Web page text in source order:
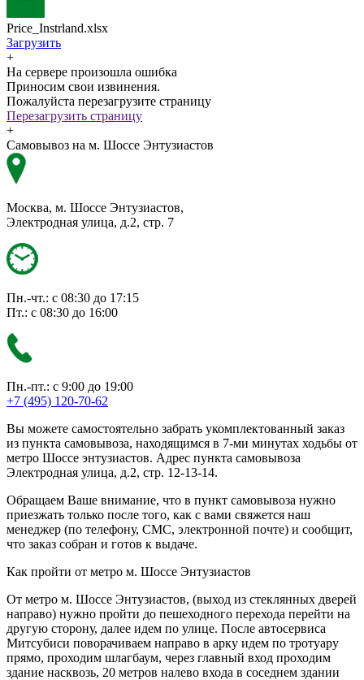
Price_Instrland.xlsx
Загрузить
+
На сервере произошла ошибка
Приносим свои извинения.
Пожалуйста перезагрузите страницу
Перезагрузить страницу
+
Самовывоз на м. Шоссе Энтузиастов
Москва, м. Шоссе Энтузиастов,
Электродная улица, д.2, стр. 7
Пн.-чт.: с 08:30 до 17:15
Пт.: с 08:30 до 16:00
Пн.-пт.: с 9:00 до 19:00
+7 (495) 120-70-62
Вы можете самостоятельно забрать укомплектованный заказ
из пункта самовывоза, находящимся в 7-ми минутах ходьбы от
метро Шоссе энтузиастов. Адрес пункта самовывоза
Электродная улица, д.2, стр. 12-13-14.
Обращаем Ваше внимание, что в пункт самовывоза нужно
приезжать только после того, как с вами свяжется наш
менеджер (по телефону, СМС, электронной почте) и сообщит,
что заказ собран и готов к выдаче.
Как пройти от метро м. Шоссе Энтузиастов
От метро м. Шоссе Энтузиастов, (выход из стеклянных дверей
направо) нужно пройти до пешеходного перехода перейти на
другую сторону, далее идем по улице. После автосервиса
Митсубиси поворачиваем направо в арку идем по тротуару
прямо, проходим шлагбаум, через главный вход проходим
здание насквозь, 20 метров налево входа в соседнем здании